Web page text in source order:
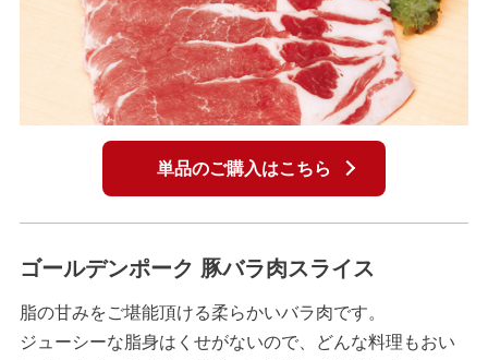
単品のご購入はこちら
ゴールデンポーク 豚バラ肉スライス
脂の甘みをご堪能頂ける柔らかいバラ肉です。
ジューシーな脂身はくせがないので、どんな料理もおい